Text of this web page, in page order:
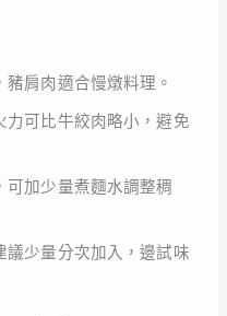
肩肉適合慢燉料理。
力可比牛絞肉略小，避免
可加少量煮麵水調整稠
議少量分次加入，邊試味